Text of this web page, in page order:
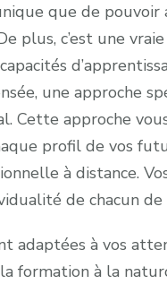
que de
plus, c’est une
une approche
approche
profil de vos
à distance.
de chacun
adaptées à vos
à la